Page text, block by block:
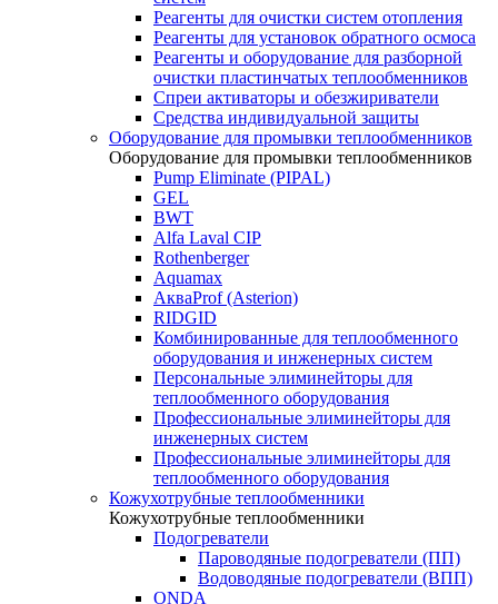
Реагенты для очистки систем отопления
Реагенты для установок обратного осмоса
Реагенты и оборудование для разборной
очистки пластинчатых теплообменников
Спреи активаторы и обезжириватели
Средства индивидуальной защиты
Оборудование для промывки теплообменников
Оборудование для промывки теплообменников
Pump Eliminate (PIPAL)
GEL
BWT
Alfa Laval CIP
Rothenberger
Aquamax
АкваProf (Asterion)
RIDGID
Комбинированные для теплообменного
оборудования и инженерных систем
Персональные элиминейторы для
теплообменного оборудования
Профессиональные элиминейторы для
инженерных систем
Профессиональные элиминейторы для
теплообменного оборудования
Кожухотрубные теплообменники
Кожухотрубные теплообменники
Подогреватели
Пароводяные подогреватели (ПП)
Водоводяные подогреватели (ВПП)
ONDA